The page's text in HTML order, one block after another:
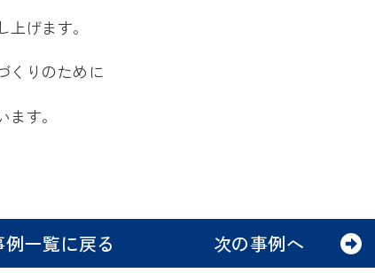
げます。
くりのために
す。
例一覧に戻る 次の事例へ